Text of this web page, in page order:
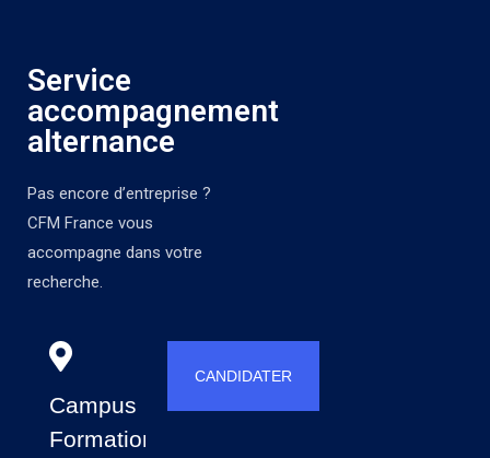
Service
accompagnement
alternance
Pas encore d’entreprise ?
CFM France vous
accompagne dans votre
recherche.
Campus
Formations
CANDIDATER